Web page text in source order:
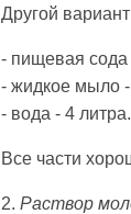
Другой
- пищевая сода
- жидкое мыло
- вода - 4 литра.
Все части
2. Раствор